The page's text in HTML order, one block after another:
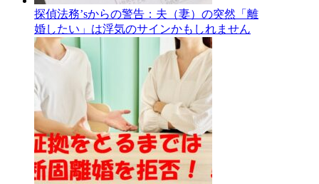
探偵法務’sからの警告：夫（妻）の突然「離
婚したい」は浮気のサインかもしれません